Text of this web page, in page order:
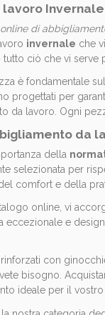
di
invernale che
ciò che vi serve
è fondamentale
progettati per
da lavoro. Ogni
da
della
selezionata per
comfort e della
online, vi
eccezionale e
con
bisogno.
ideale per il